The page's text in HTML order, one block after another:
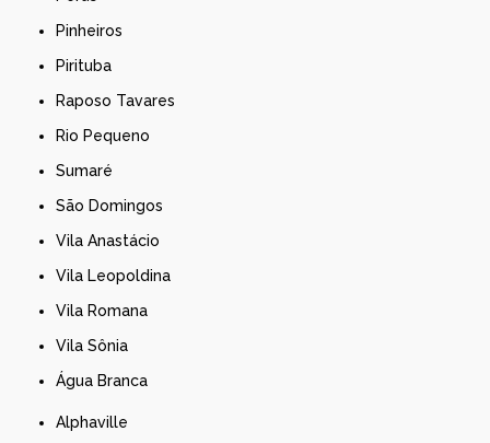
Pinheiros
Pirituba
Raposo Tavares
Rio Pequeno
Sumaré
São Domingos
Vila Anastácio
Vila Leopoldina
Vila Romana
Vila Sônia
Água Branca
Alphaville